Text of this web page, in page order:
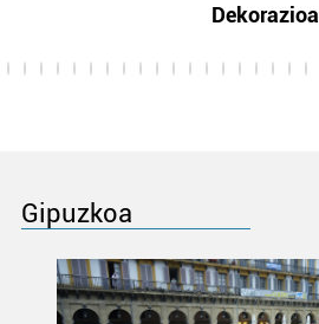
Dekorazioa
Gipuzkoa